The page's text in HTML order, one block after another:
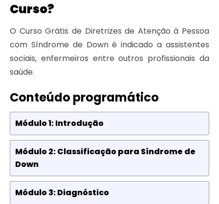
Curso?
O Curso Grátis de Diretrizes de Atenção à Pessoa
com Síndrome de Down é indicado a assistentes
sociais, enfermeiros entre outros profissionais da
saúde.
Conteúdo programático
Módulo 1: Introdução
Módulo 2: Classificação para Síndrome de
Down
Módulo 3: Diagnóstico